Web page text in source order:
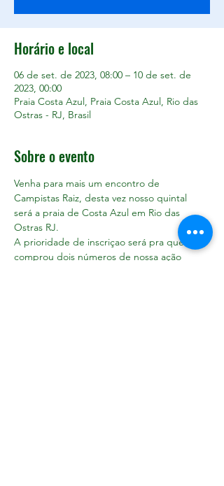
Horário e local
06 de set. de 2023, 08:00 – 10 de set. de
2023, 00:00
Praia Costa Azul, Praia Costa Azul, Rio das
Ostras - RJ, Brasil
Sobre o evento
Venha para mais um encontro de
Campistas Raiz, desta vez nosso quintal
será a praia de Costa Azul em Rio das
Ostras RJ.
A prioridade de inscriçao será pra quem
comprou dois números de nossa ação